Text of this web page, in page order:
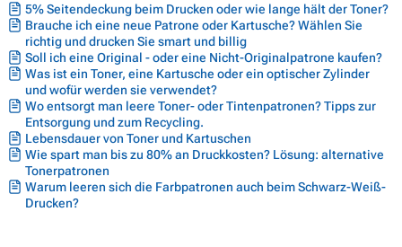
5% Seitendeckung beim Drucken oder wie lange hält der Toner?
Brauche ich eine neue Patrone oder Kartusche? Wählen Sie
richtig und drucken Sie smart und billig
Soll ich eine Original - oder eine Nicht-Originalpatrone kaufen?
Was ist ein Toner, eine Kartusche oder ein optischer Zylinder
und wofür werden sie verwendet?
Wo entsorgt man leere Toner- oder Tintenpatronen? Tipps zur
Entsorgung und zum Recycling.
Lebensdauer von Toner und Kartuschen
Wie spart man bis zu 80% an Druckkosten? Lösung: alternative
Tonerpatronen
Warum leeren sich die Farbpatronen auch beim Schwarz-Weiß-
Drucken?